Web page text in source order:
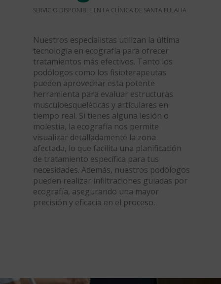
SERVICIO DISPONIBLE EN LA CLÍNICA DE SANTA EULALIA
Nuestros especialistas utilizan la última
tecnología en ecografía para ofrecer
tratamientos más efectivos. Tanto los
podólogos como los fisioterapeutas
pueden aprovechar esta potente
herramienta para evaluar estructuras
musculoesqueléticas y articulares en
tiempo real. Si tienes alguna lesión o
molestia, la ecografía nos permite
visualizar detalladamente la zona
afectada, lo que facilita una planificación
de tratamiento específica para tus
necesidades. Además, nuestros podólogos
pueden realizar infiltraciones guiadas por
ecografía, asegurando una mayor
precisión y eficacia en el proceso.